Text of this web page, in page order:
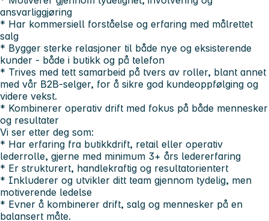
ansvarliggjøring
* Har kommersiell forståelse og erfaring med målrettet
salg
* Bygger sterke relasjoner til både nye og eksisterende
kunder - både i butikk og på telefon
* Trives med tett samarbeid på tvers av roller, blant annet
med vår B2B-selger, for å sikre god kundeoppfølging og
videre vekst.
* Kombinerer operativ drift med fokus på både mennesker
og resultater
Vi ser etter deg som:
* Har erfaring fra butikkdrift, retail eller operativ
lederrolle, gjerne med minimum 3+ års ledererfaring
* Er strukturert, handlekraftig og resultatorientert
* Inkluderer og utvikler ditt team gjennom tydelig, men
motiverende ledelse
* Evner å kombinerer drift, salg og mennesker på en
balansert måte.